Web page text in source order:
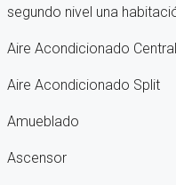
segundo nivel una
Aire Acondicionado Central
Aire Acondicionado Split
Amueblado
Ascensor